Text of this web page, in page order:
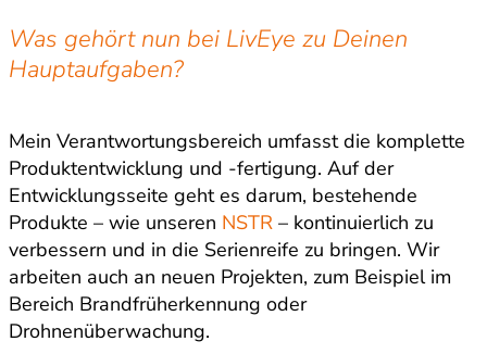
Was gehört nun bei LivEye zu Deinen
Hauptaufgaben?
Mein Verantwortungsbereich umfasst die komplette
Produktentwicklung und -fertigung. Auf der
Entwicklungsseite geht es darum, bestehende
Produkte – wie unseren NSTR – kontinuierlich zu
verbessern und in die Serienreife zu bringen. Wir
arbeiten auch an neuen Projekten, zum Beispiel im
Bereich Brandfrüherkennung oder
Drohnenüberwachung.